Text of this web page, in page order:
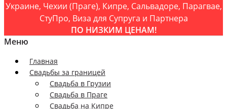
Украине, Чехии (Праге), Кипре, Сальвадоре, Парагвае,
СтуПро, Виза для Супруга и Партнера
ПО НИЗКИМ ЦЕНАМ!
Меню
Главная
Свадьбы за границей
Свадьба в Грузии
Свадьба в Праге
Свадьба на Кипре